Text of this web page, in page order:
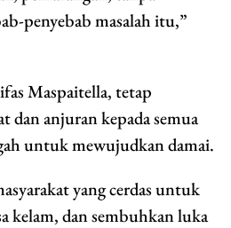
penyebab masalah itu,”
Maspaitella, tetap
dan anjuran kepada semua
untuk mewujudkan damai.
yang cerdas untuk
kelam, dan sembuhkan luka